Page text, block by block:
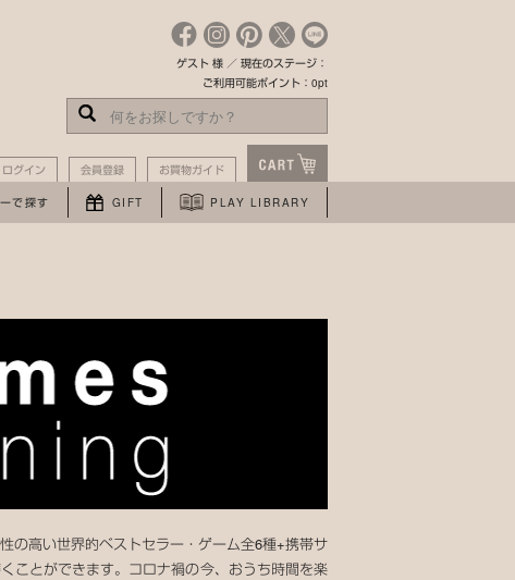
ゲスト 様 ／ 現在のステージ：
ご利用可能ポイント：0pt
ログイン 会員登録 お買物ガイド
で探す GIFT PLAY LIBRARY
の高い世界的ベストセラー・ゲーム全6種+携帯サ
ことができます。コロナ禍の今、おうち時間を楽